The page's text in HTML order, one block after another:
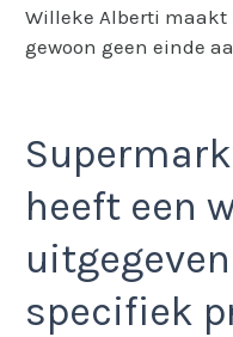
Willeke Alberti maakt
gewoon geen einde
heeft een
specifiek